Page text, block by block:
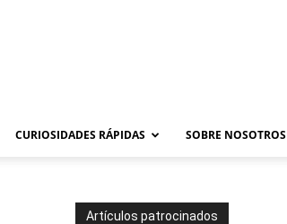
CURIOSIDADES RÁPIDAS SOBRE NOSOTROS
Artículos patrocinados